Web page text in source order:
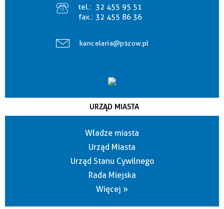
tel.: 32 455 95 51
fax.: 32 455 86 36
kancelaria@pszow.pl
URZĄD MIASTA
Władze miasta
Urząd Miasta
Urząd Stanu Cywilnego
Rada Miejska
Więcej »